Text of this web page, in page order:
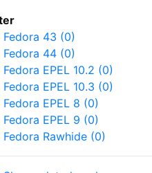
Fedora 43 (0)
Fedora 44 (0)
Fedora EPEL 10.2 (0)
Fedora EPEL 10.3 (0)
Fedora EPEL 8 (0)
Fedora EPEL 9 (0)
Fedora Rawhide (0)